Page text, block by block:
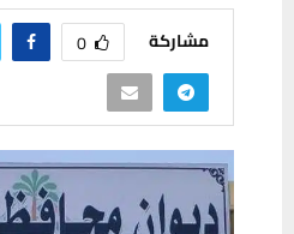
مشاركة 0